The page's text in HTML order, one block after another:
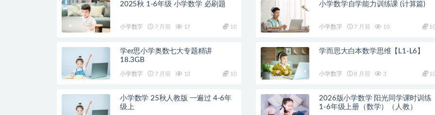
2025秋 1-6年级 小学数学 必刷题
小学数字 7 月前 17 10
小学数学自学能力训练课 (计算篇)
小学数字 7 月前 10
学er思小学奥数七大专题精讲
18.3GB
小学数字 7 月前 13 10
学而思大白本数学思维【L1-L6】
小学数字 8 月前 3
小学数学 25秋人教版 一遍过 4-6年
级上
2026版小学数学 阳光同学课时训练
1-6年级上册（数学）（人教）